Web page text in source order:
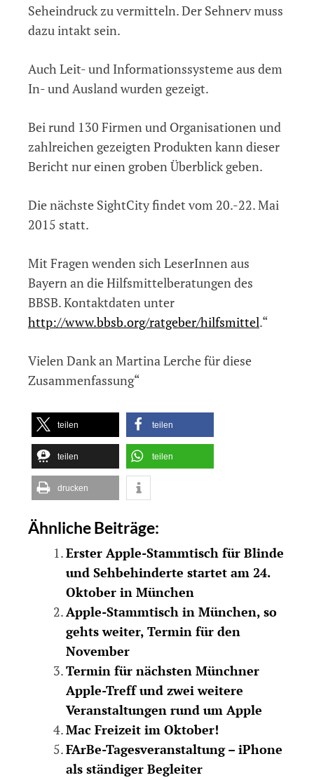
Seheindruck zu vermitteln. Der Sehnerv muss
dazu intakt sein.
Auch Leit- und Informationssysteme aus dem
In- und Ausland wurden gezeigt.
Bei rund 130 Firmen und Organisationen und
zahlreichen gezeigten Produkten kann dieser
Bericht nur einen groben Überblick geben.
Die nächste SightCity findet vom 20.-22. Mai
2015 statt.
Mit Fragen wenden sich LeserInnen aus
Bayern an die Hilfsmittelberatungen des
BBSB. Kontaktdaten unter
http://www.bbsb.org/ratgeber/hilfsmittel.“
Vielen Dank an Martina Lerche für diese
Zusammenfassung“
teilen teilen
teilen teilen
drucken
Ähnliche Beiträge:
Erster Apple-Stammtisch für Blinde
und Sehbehinderte startet am 24.
Oktober in München
Apple-Stammtisch in München, so
gehts weiter, Termin für den
November
Termin für nächsten Münchner
Apple-Treff und zwei weitere
Veranstaltungen rund um Apple
Mac Freizeit im Oktober!
FArBe-Tagesveranstaltung – iPhone
als ständiger Begleiter